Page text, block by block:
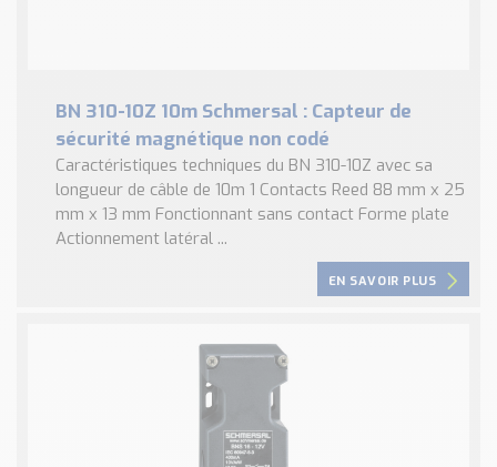
BN 310-10Z 10m Schmersal : Capteur de
sécurité magnétique non codé
Caractéristiques techniques du BN 310-10Z avec sa
longueur de câble de 10m 1 Contacts Reed 88 mm x 25
mm x 13 mm Fonctionnant sans contact Forme plate
Actionnement latéral ...
EN SAVOIR PLUS